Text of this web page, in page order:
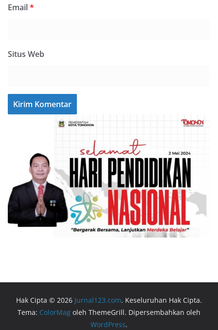
Email*
Situs Web
Hak Cipta © 2026 Jurnal123.com. Keseluruhan Hak Cipta.
Tema: ColorMag oleh ThemeGrill. Dipersembahkan oleh
WordPress.